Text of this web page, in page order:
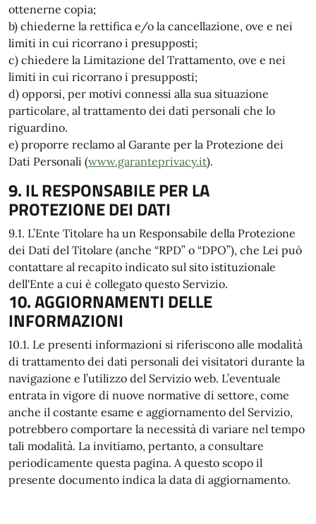
ottenerne copia;
b) chiederne la rettifica e/o la cancellazione, ove e nei
limiti in cui ricorrano i presupposti;
c) chiedere la Limitazione del Trattamento, ove e nei
limiti in cui ricorrano i presupposti;
d) opporsi, per motivi connessi alla sua situazione
particolare, al trattamento dei dati personali che lo
riguardino.
e) proporre reclamo al Garante per la Protezione dei
Dati Personali (www.garanteprivacy.it).
9. IL RESPONSABILE PER LA
PROTEZIONE DEI DATI
9.1. L’Ente Titolare ha un Responsabile della Protezione
dei Dati del Titolare (anche “RPD” o “DPO”), che Lei può
contattare al recapito indicato sul sito istituzionale
dell'Ente a cui è collegato questo Servizio.
10. AGGIORNAMENTI DELLE
INFORMAZIONI
10.1. Le presenti informazioni si riferiscono alle modalità
di trattamento dei dati personali dei visitatori durante la
navigazione e l’utilizzo del Servizio web. L’eventuale
entrata in vigore di nuove normative di settore, come
anche il costante esame e aggiornamento del Servizio,
potrebbero comportare la necessità di variare nel tempo
tali modalità. La invitiamo, pertanto, a consultare
periodicamente questa pagina. A questo scopo il
presente documento indica la data di aggiornamento.